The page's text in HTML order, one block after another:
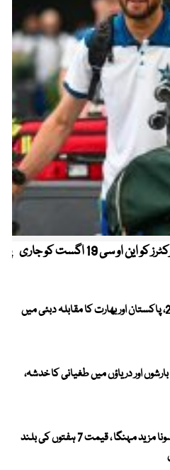
کیریبین پریمیئر لیگ ، قومی کرکٹرز کو این او سی 19 اگست کو جاری
ویمنز ایشیا کپ 2026، پاکستان اور بھارت کا مقابلہ دبئی میں
میں بارشوں اور دریاؤں میں طغیانی کا خدشہ،
عالمی مارکیٹ میں سونا مزید مہنگا ، قیمت 7 ہفتوں کی بلند